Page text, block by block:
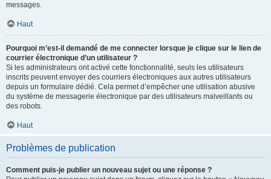
messages.
Haut
Pourquoi m’est-il demandé de me connecter lorsque je clique sur le lien de
courrier électronique d’un utilisateur ?
Si les administrateurs ont activé cette fonctionnalité, seuls les utilisateurs
inscrits peuvent envoyer des courriers électroniques aux autres utilisateurs
depuis un formulaire dédié. Cela permet d’empêcher une utilisation abusive
du système de messagerie électronique par des utilisateurs malveillants ou
des robots.
Haut
Problèmes de publication
Comment puis-je publier un nouveau sujet ou une réponse ?